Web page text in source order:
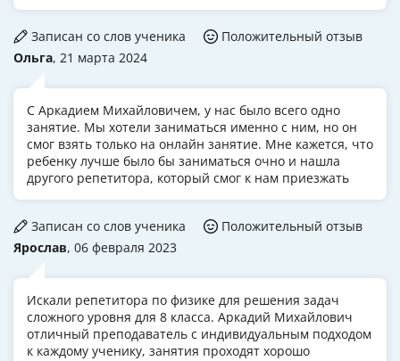
Ольга, 21 марта 2024
Записан со слов ученика Положительный отзыв
С Аркадием Михайловичем, у нас было всего одно
занятие. Мы хотели заниматься именно с ним, но он
смог взять только на онлайн занятие. Мне кажется, что
ребенку лучше было бы заниматься очно и нашла
другого репетитора, который смог к нам приезжать
Ярослав, 06 февраля 2023
Записан со слов ученика Положительный отзыв
Искали репетитора по физике для решения задач
сложного уровня для 8 класса. Аркадий Михайлович
отличный преподаватель с индивидуальным подходом
к каждому ученику, занятия проходят хорошо